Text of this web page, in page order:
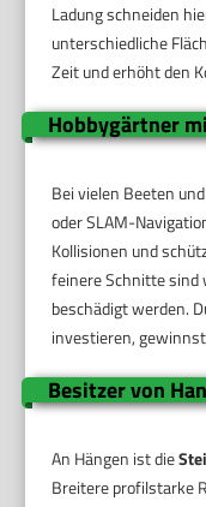
Ladung schneiden
unterschiedliche
Zeit und erhöht den
Hobbygärtner
Bei vielen Beeten
oder SLAM-
Kollisionen und
feinere Schnitte
beschädigt werden.
investieren,
Besitzer von
An Hängen ist die
Breitere profilstarke